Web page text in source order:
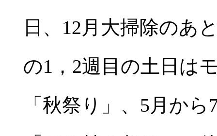
日、12月大掃除のあ
の1，2週目の土日は
「秋祭り」、5月か